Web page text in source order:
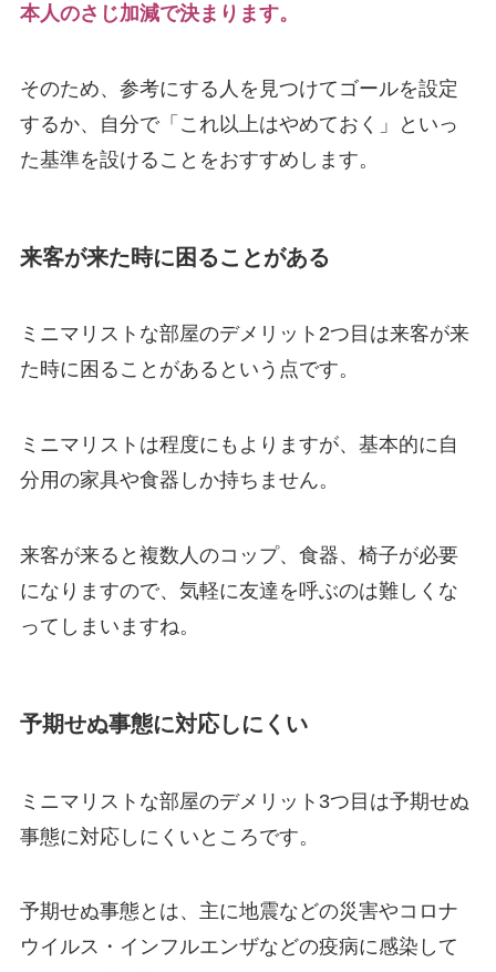
本人のさじ加減で決まります。
そのため、参考にする人を見つけてゴールを設定
するか、自分で「これ以上はやめておく」といっ
た基準を設けることをおすすめします。
来客が来た時に困ることがある
ミニマリストな部屋のデメリット2つ目は来客が来
た時に困ることがあるという点です。
ミニマリストは程度にもよりますが、基本的に自
分用の家具や食器しか持ちません。
来客が来ると複数人のコップ、食器、椅子が必要
になりますので、気軽に友達を呼ぶのは難しくな
ってしまいますね。
予期せぬ事態に対応しにくい
ミニマリストな部屋のデメリット3つ目は予期せぬ
事態に対応しにくいところです。
予期せぬ事態とは、主に地震などの災害やコロナ
ウイルス・インフルエンザなどの疫病に感染して